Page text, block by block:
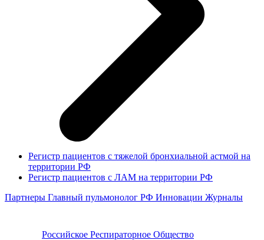
Регистр пациентов с тяжелой бронхиальной астмой на
территории РФ
Регистр пациентов с ЛАМ на территории РФ
Партнеры Главный пульмонолог РФ Инновации Журналы
Российское Респираторное Общество